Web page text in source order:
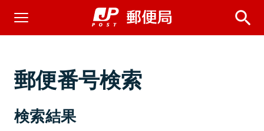
郵便番号検索
検索結果